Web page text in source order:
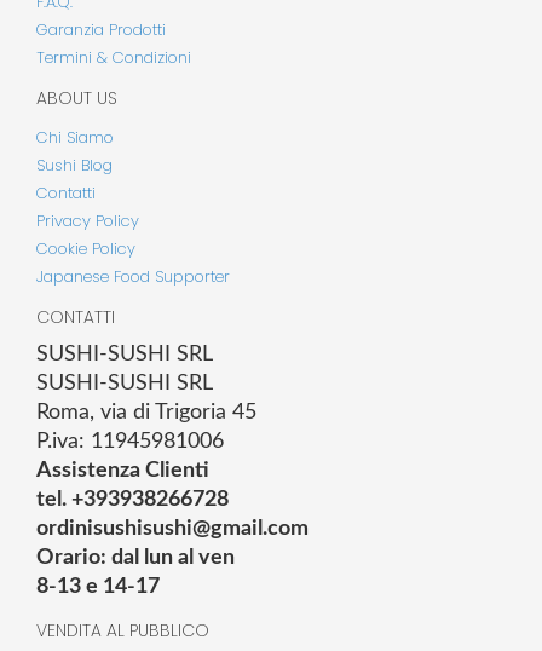
Garanzia Prodotti
Termini & Condizioni
ABOUT US
Chi Siamo
Sushi Blog
Contatti
Privacy Policy
Cookie Policy
Japanese Food Supporter
CONTATTI
SUSHI-SUSHI SRL
SUSHI-SUSHI SRL
Roma, via di Trigoria 45
P.iva: 11945981006
Assistenza Clienti
tel. +393938266728
ordinisushisushi@gmail.com
Orario: dal lun al ven
8-13 e 14-17
VENDITA AL PUBBLICO